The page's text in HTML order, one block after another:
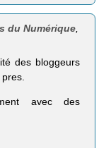
du Numérique
des bloggeurs
avec des